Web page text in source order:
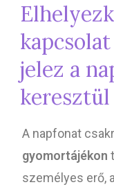
jelez a
keresztül
A napfonat
gyomortájékon
személyes erő,